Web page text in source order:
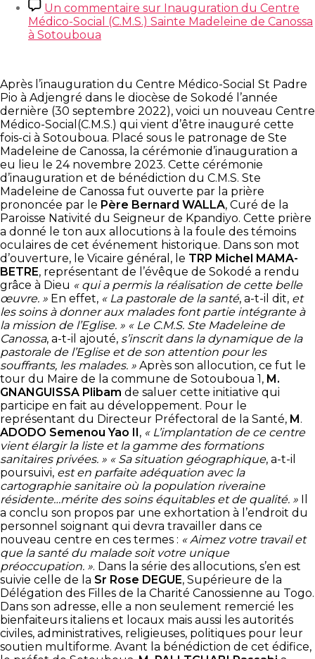
Un commentaire sur Inauguration du Centre
Médico-Social (C.M.S.) Sainte Madeleine de Canossa
à Sotouboua
Après l’inauguration du Centre Médico-Social St Padre
Pio à Adjengré dans le diocèse de Sokodé l’année
dernière (30 septembre 2022), voici un nouveau Centre
Médico-Social(C.M.S.) qui vient d’être inauguré cette
fois-ci à Sotouboua. Placé sous le patronage de Ste
Madeleine de Canossa, la cérémonie d’inauguration a
eu lieu le 24 novembre 2023. Cette cérémonie
d’inauguration et de bénédiction du C.M.S. Ste
Madeleine de Canossa fut ouverte par la prière
prononcée par le Père Bernard WALLA, Curé de la
Paroisse Nativité du Seigneur de Kpandiyo. Cette prière
a donné le ton aux allocutions à la foule des témoins
oculaires de cet événement historique. Dans son mot
d’ouverture, le Vicaire général, le TRP Michel MAMA-
BETRE, représentant de l’évêque de Sokodé a rendu
grâce à Dieu « qui a permis la réalisation de cette belle
œuvre. » En effet, « La pastorale de la santé, a-t-il dit, et
les soins à donner aux malades font partie intégrante à
la mission de l’Eglise. » « Le C.M.S. Ste Madeleine de
Canossa, a-t-il ajouté, s’inscrit dans la dynamique de la
pastorale de l’Eglise et de son attention pour les
souffrants, les malades. » Après son allocution, ce fut le
tour du Maire de la commune de Sotouboua 1, M.
GNANGUISSA Plibam de saluer cette initiative qui
participe en fait au développement. Pour le
représentant du Directeur Préfectoral de la Santé, M.
ADODO Semenou Yao II, « L’implantation de ce centre
vient élargir la liste et la gamme des formations
sanitaires privées. » « Sa situation géographique, a-t-il
poursuivi, est en parfaite adéquation avec la
cartographie sanitaire où la population riveraine
résidente…mérite des soins équitables et de qualité. » Il
a conclu son propos par une exhortation à l’endroit du
personnel soignant qui devra travailler dans ce
nouveau centre en ces termes : « Aimez votre travail et
que la santé du malade soit votre unique
préoccupation. ». Dans la série des allocutions, s’en est
suivie celle de la Sr Rose DEGUE, Supérieure de la
Délégation des Filles de la Charité Canossienne au Togo.
Dans son adresse, elle a non seulement remercié les
bienfaiteurs italiens et locaux mais aussi les autorités
civiles, administratives, religieuses, politiques pour leur
soutien multiforme. Avant la bénédiction de cet édifice,